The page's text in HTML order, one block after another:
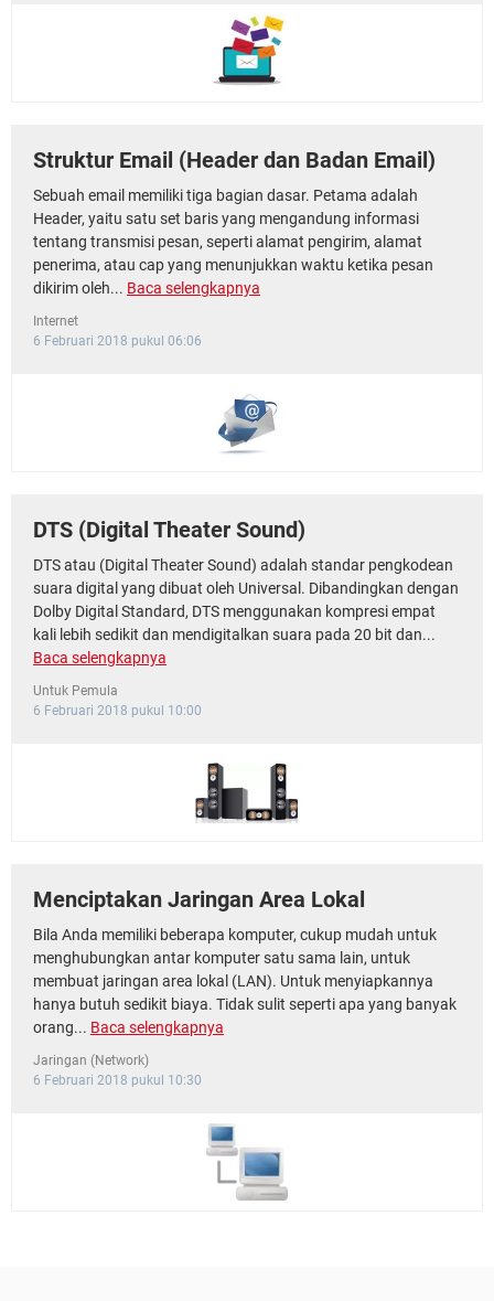
Struktur Email (Header dan Badan Email)
Sebuah email memiliki tiga bagian dasar. Petama adalah
Header, yaitu satu set baris yang mengandung informasi
tentang transmisi pesan, seperti alamat pengirim, alamat
penerima, atau cap yang menunjukkan waktu ketika pesan
dikirim oleh... Baca selengkapnya
Internet
6 Februari 2018 pukul 06:06
DTS (Digital Theater Sound)
DTS atau (Digital Theater Sound) adalah standar pengkodean
suara digital yang dibuat oleh Universal. Dibandingkan dengan
Dolby Digital Standard, DTS menggunakan kompresi empat
kali lebih sedikit dan mendigitalkan suara pada 20 bit dan...
Baca selengkapnya
Untuk Pemula
6 Februari 2018 pukul 10:00
Menciptakan Jaringan Area Lokal
Bila Anda memiliki beberapa komputer, cukup mudah untuk
menghubungkan antar komputer satu sama lain, untuk
membuat jaringan area lokal (LAN). Untuk menyiapkannya
hanya butuh sedikit biaya. Tidak sulit seperti apa yang banyak
orang... Baca selengkapnya
Jaringan (Network)
6 Februari 2018 pukul 10:30